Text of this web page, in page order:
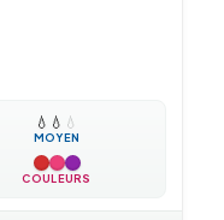
💧 💧 💧
MOYEN
COULEURS